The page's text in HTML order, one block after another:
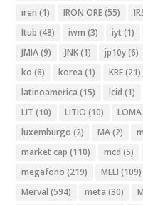
iren (1) IRON ORE(55)
Itub (48) iwm (3) iyt (1)
JMIA(9) JNK(1) jp10y(6)
ko (6) korea (1) KRE(21)
latinoamerica (15) lcid (1)
LIT (10) LITIO (10) LOMA
luxemburgo (2) MA(2)
market cap (110) mcd (5)
megafono (219) MELI (109)
Merval (594) meta (30)